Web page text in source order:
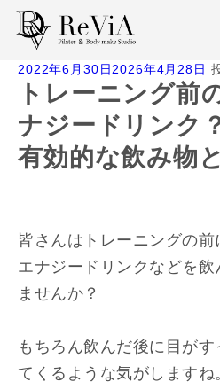
投
稿
日:
2022年6月30日2026年4月28日
トレーニング前
ナジードリンク
有効的な飲み物
皆さんはトレーニングの
エナジードリンクなどを飲
ませんか？
もちろん飲んだ後に目が
てくるような気がしますね